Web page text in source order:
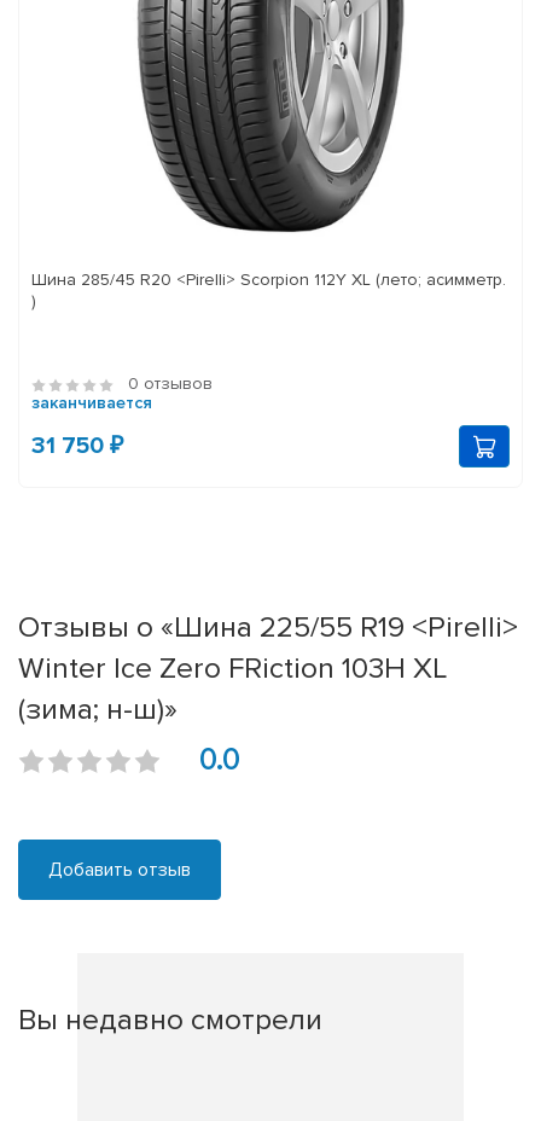
Шина 285/45 R20 <Pirelli> Scorpion 112Y XL (лето; асимметр.
)
0 отзывов
заканчивается
31 750 ₽
Отзывы о «Шина 225/55 R19 <Pirelli>
Winter Ice Zero FRiction 103H XL
(зима; н-ш)»
0.0
Добавить отзыв
Вы недавно смотрели